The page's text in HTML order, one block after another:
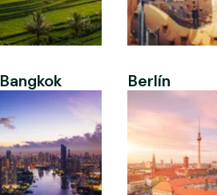
Bangkok Berlín